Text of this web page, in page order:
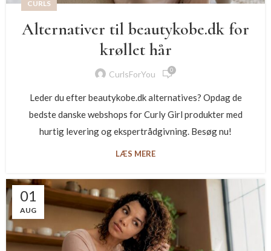
CURLS
Alternativer til beautykobe.dk for
krøllet hår
CurlsForYou 0
Leder du efter beautykobe.dk alternatives? Opdag de
bedste danske webshops for Curly Girl produkter med
hurtig levering og ekspertrådgivning. Besøg nu!
LÆS MERE
01
AUG